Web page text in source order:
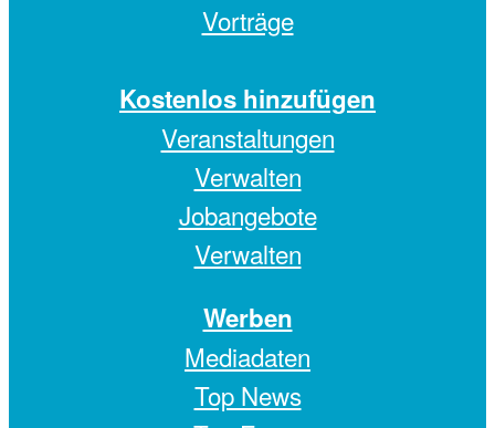
Vorträge
Kostenlos hinzufügen
Veranstaltungen
Verwalten
Jobangebote
Verwalten
Werben
Mediadaten
Top News